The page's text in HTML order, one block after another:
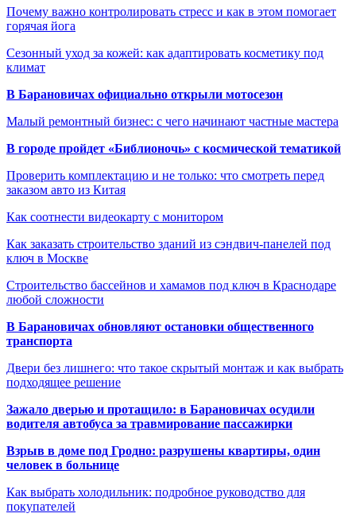
Почему важно контролировать стресс и как в этом помогает
горячая йога
Сезонный уход за кожей: как адаптировать косметику под
климат
В Барановичах официально открыли мотосезон
Малый ремонтный бизнес: с чего начинают частные мастера
В городе пройдет «Библионочь» с космической тематикой
Проверить комплектацию и не только: что смотреть перед
заказом авто из Китая
Как соотнести видеокарту с монитором
Как заказать строительство зданий из сэндвич-панелей под
ключ в Москве
Строительство бассейнов и хамамов под ключ в Краснодаре
любой сложности
В Барановичах обновляют остановки общественного
транспорта
Двери без лишнего: что такое скрытый монтаж и как выбрать
подходящее решение
Зажало дверью и протащило: в Барановичах осудили
водителя автобуса за травмирование пассажирки
Взрыв в доме под Гродно: разрушены квартиры, один
человек в больнице
Как выбрать холодильник: подробное руководство для
покупателей